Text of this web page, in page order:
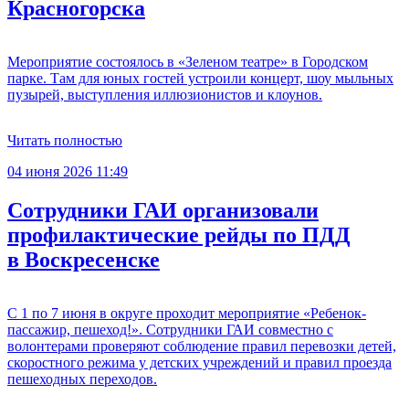
Красногорска
Мероприятие состоялось в «Зеленом театре» в Городском
парке. Там для юных гостей устроили концерт, шоу мыльных
пузырей, выступления иллюзионистов и клоунов.
Читать полностью
04 июня 2026 11:49
Сотрудники ГАИ организовали
профилактические рейды по ПДД
в Воскресенске
С 1 по 7 июня в округе проходит мероприятие «Ребенок-
пассажир, пешеход!». Сотрудники ГАИ совместно с
волонтерами проверяют соблюдение правил перевозки детей,
скоростного режима у детских учреждений и правил проезда
пешеходных переходов.